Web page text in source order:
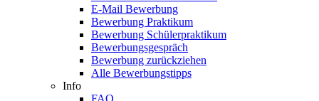
E-Mail Bewerbung
Bewerbung Praktikum
Bewerbung Schülerpraktikum
Bewerbungsgespräch
Bewerbung zurückziehen
Alle Bewerbungstipps
Info
FAQ